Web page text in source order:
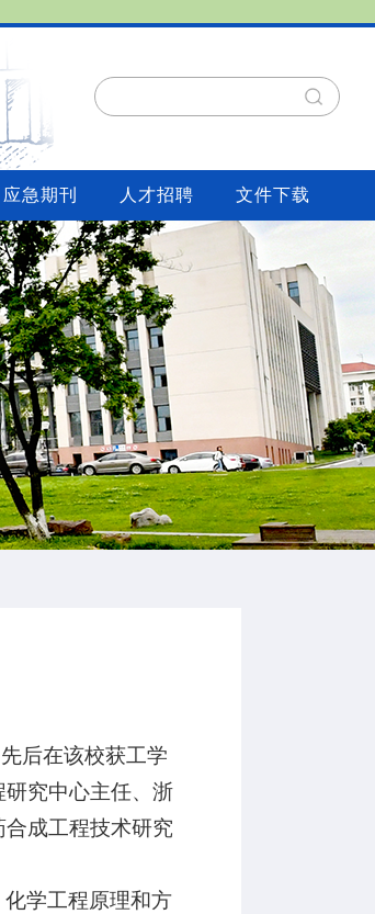
应急期刊 人才招聘 文件下载
后在该校获工学
究中心主任、浙
成工程技术研究
学工程原理和方